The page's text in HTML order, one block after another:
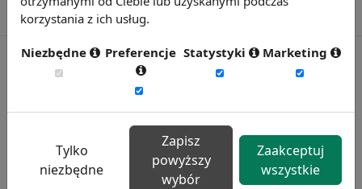
Rynekpracy.pl
raportyplacowe.pl
badaniaHR.pl
korzystania z ich usług.
Niezbędne Preferencje Statystyki Marketing
Tylko
niezbędne
Zapisz
powyższy
wybór
Zaakceptuj
wszystkie